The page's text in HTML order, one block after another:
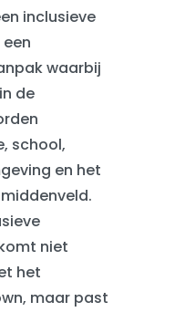
inclusieve
waarbij
de
school,
en het
niet
het
maar past